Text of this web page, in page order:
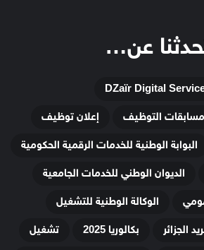
عن…
DZaïr Digital
التوظيف
إعلان توظيف
البوابة الوطنية للخدمات الرقمية الحكومية
الديوان الوطني للخدمات الجامعية
الوكالة الوطنية للتشغيل
الجزائر بكالوريا 2025
تشغيل